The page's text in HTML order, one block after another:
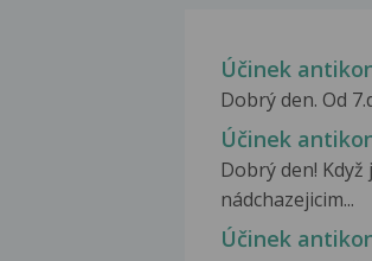
Účinek
Dobrý den. Od
Účinek
Dobrý den!
nádchazejicim...
Účinek